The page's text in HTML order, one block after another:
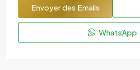
Envoyer des Emails
WhatsApp